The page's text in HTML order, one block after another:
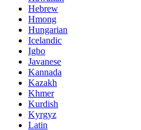
Hebrew
Hmong
Hungarian
Icelandic
Igbo
Javanese
Kannada
Kazakh
Khmer
Kurdish
Kyrgyz
Latin